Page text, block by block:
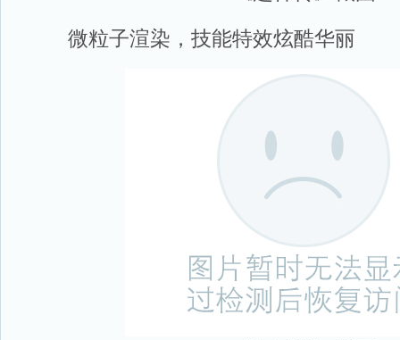
微粒子渲染，技能特效炫酷华丽